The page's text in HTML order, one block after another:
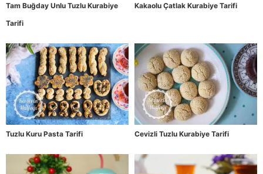
Tam Buğday Unlu Tuzlu Kurabiye
Tarifi
Kakaolu Çatlak Kurabiye Tarifi
Tuzlu Kuru Pasta Tarifi Cevizli Tuzlu Kurabiye Tarifi